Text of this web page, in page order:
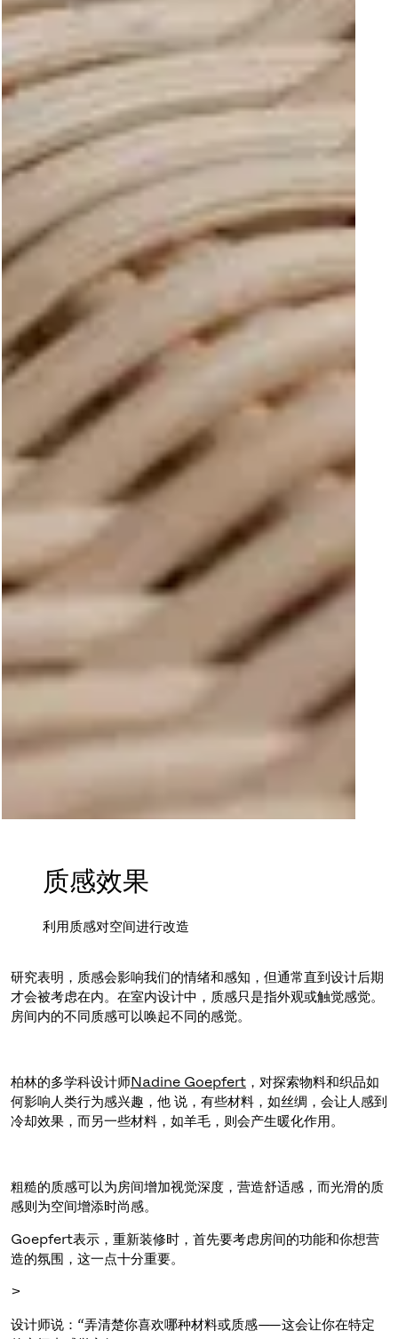
质感效果
利用质感对空间进行改造
研究表明，质感会影响我们的情绪和感知，但通常直到设计后期
才会被考虑在内。 在室内设计中，质感只是指外观或触觉感觉。
房间内的不同质感可以唤起不同的感觉。
柏林的多学科设计师Nadine Goepfert，对探索物料和织品如
何影响人类行为感兴趣，他 说，有些材料，如丝绸，会让人感到
冷却效果，而另一些材料，如羊毛，则会产生暖化作用。
粗糙的质感可以为房间增加视觉深度，营造舒适感，而光滑的质
感则为空间增添时尚感。
Goepfert表示，重新装修时，首先要考虑房间的功能和你想营
造的氛围，这一点十分重要。
>
设计师说：“弄清楚你喜欢哪种材料或质感——这会让你在特定